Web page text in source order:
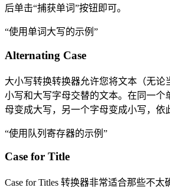
后单击“捕获单词”按钮即可。
“使用单词大写的示例”
Alternating Case
大小写转换转换器允许您将文本（无论
小写和大写字母交替的文本。在同一个
母变成大写，另一个字母变成小写，依
“使用队列寄存器的示例”
Case for Title
Case for Titles 转换器非常适合那些不